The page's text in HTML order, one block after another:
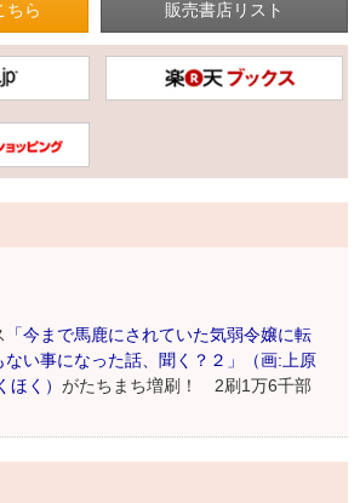
ちら
「今まで馬鹿にされていた気弱令嬢に転
い事になった話、聞く？２」（画:上原
く） がたちまち増刷！ 2刷1万6千部